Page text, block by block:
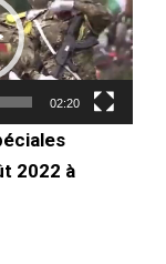
02:20
2022 à